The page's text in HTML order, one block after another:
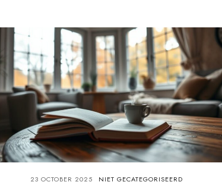
23 OCTOBER 2025 NIET GECATEGORISEERD